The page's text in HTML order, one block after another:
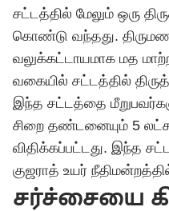
சட்டத்தில் மேலும் ஒரு
கொண்டு வந்தது.
வலுக்கட்டாயமாக மத
வகையில் சட்டத்தில்
இந்த சட்டத்தை
சிறை தண்டனையும் 5
விதிக்கப்பட்டது. இந்த
குஜராத் உயர்
சர்ச்சையை